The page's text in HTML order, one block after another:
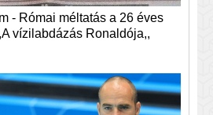
- Római méltatás a 26 éves
vízilabdázás Ronaldója,,